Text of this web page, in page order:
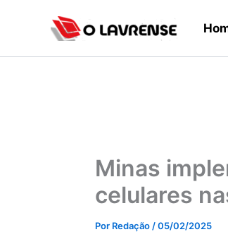
Minas
celulares
Por Redação /05/02/2025